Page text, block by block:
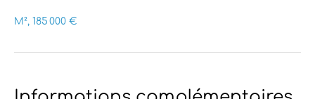
M², 185 000 €